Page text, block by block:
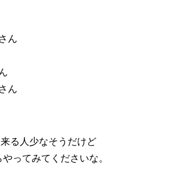
ん
ん
る人少なそうだけど
ってみてくださいな。